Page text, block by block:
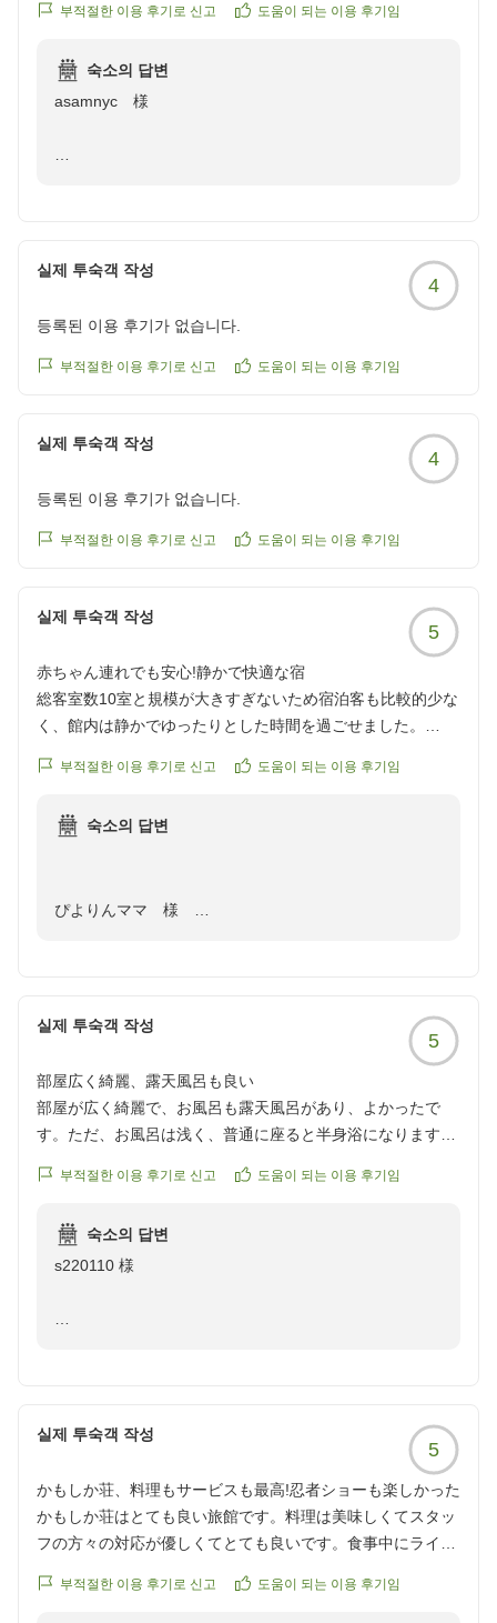
https://review.travel.rakuten.co.jp/hotel/voice/142623?
た。
https://review.travel.rakuten.co.jp/hotel/voice/142623?
reviewId=33123478201198
부적절한 이용 후기로 신고 도움이 되는 이용 후기임
숙소의 답변
asamnyc 様
上げます。
静かな山あいでのひとときが、ご旅行の思い出の一つ
温かいお言葉も頂戴し、何よりの励みでございます。
目指し、おもてなしに一層磨きをかけてまいります。
季節ごとに異なる自然の景色や旬のお料理をご用意し
ておりますので、ぜひまたお越しくださいませ。
大河原温泉かもしか荘 阪東
실제 투숙객 작성
4
등록된 이용 후기가 없습니다.
부적절한 이용 후기로 신고 도움이 되는 이용 후기임
실제 투숙객 작성
4
등록된 이용 후기가 없습니다.
부적절한 이용 후기로 신고 도움이 되는 이용 후기임
실제 투숙객 작성
5
赤ちゃん連れでも安心!静かで快適な宿
総客室数10室と規模が大きすぎないため宿泊客も比較的少な
く、館内は静かでゆったりとした時間を過ごせました。
今回、赤ちゃん連れだったので和室を利用しました。客室は
かれたくつろぎスペースがあり、広々と使えて快適でした。
したお昼寝マットとお気に入りの毛布でリラックスして過ご
た。リクライニングできるため、寝ている時はそのまま休ま
せることができ、起きている時は一緒に食事の時間を楽しめ
ました。乳児連れでも安心して利用できるよう配慮していた
だき、とてもありがたかったです。また、赤ちゃん連れなら
ではの場面でもスタッフの皆さまが状況に応じて温かく柔軟
が可能でした。一般的にはビュッフェを好む方もいるかもし
れませんが、赤ちゃん連れの我が家にとっては席を立つ回数
の売店でも購入できるため特に不便はありませんでした。
総じて、赤ちゃん連れでもとても過ごしやすく、スタッフの
皆さまのお気遣いも温かい素敵なお宿でした。また機会があ
れば利用したいと思います。
クチコミの詳細はこちらから
부적절한 이용 후기로 신고 도움이 되는 이용 후기임
숙소의 답변
ぴよりんママ 様
て、誠に有難うございます。
また、お忙しい中、大変丁寧で温かいご感想をお寄せ頂
きましたこと、重ねて御礼申し上げます。
お子様とのご旅行は何かとご不安なことも多かったか
宿」とのお言葉を頂き、スタッフ一同ホッと胸をなでお
当館は全10部屋と小さなお宿だからこそ、お客様お
また、お食事の際のスタッフの対応や、ベビーラック
の利便性についても詳しくご評価頂きありがとうござい
ます。朝食の定食スタイルにつきましても、赤ちゃん連
れのご家族様ならではの視点で「ゆっくり食事が楽しめ
た」と言って頂けたことは、私どもにとっても新たな気
づきとなり、大きな励みになります。
실제 투숙객 작성
5
部屋広く綺麗、露天風呂も良い
部屋が広く綺麗で、お風呂も露天風呂があり、よかったで
す。ただ、お風呂は浅く、普通に座ると半身浴になります。
です。
https://review.travel.rakuten.co.jp/hotel/voice/142623?
reviewId=33123477728653
부적절한 이용 후기로 신고 도움이 되는 이용 후기임
숙소의 답변
s220110 様
かもしか荘でのご宿泊を、ご満喫いただけたようにお見
受けいたしました。特にお部屋は当館の自慢でございま
すので、高評価を頂けてうれしい限りでございます。
露天風呂に関しましては、ご不便をおかけし申し訳ござ
る通り浅めとなっております。温泉設備の関係によるも
실제 투숙객 작성
5
かもしか荘、料理もサービスも最高!忍者ショーも楽しかった
かもしか荘はとても良い旅館です。料理は美味しくてスタッ
フの方々の対応が優しくてとても良いです。食事中にライト
写真撮影もしてもらって子供や家族へのサービスも嬉しい。
부적절한 이용 후기로 신고 도움이 되는 이용 후기임